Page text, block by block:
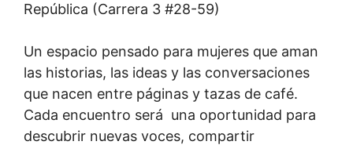
República (Carrera 3 #28-59)
Un espacio pensado para mujeres que aman
las historias, las ideas y las conversaciones
que nacen entre páginas y tazas de café.
Cada encuentro será una oportunidad para
descubrir nuevas voces, compartir